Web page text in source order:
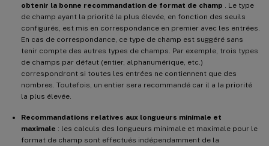
obtenir la bonne recommandation de format de champ . Le type
de champ ayant la priorité la plus élevée, en fonction des seuils
configurés, est mis en correspondance en premier avec les entrées.
En cas de correspondance, ce type de champ est suggéré sans
tenir compte des autres types de champs. Par exemple, trois types
de champs par défaut (entier, alphanumérique, etc.)
correspondront si toutes les entrées ne contiennent que des
nombres. Toutefois, un entier sera recommandé car il a la priorité
la plus élevée.
Recommandations relatives aux longueurs minimale et
maximale : les calculs des longueurs minimale et maximale pour le
format de champ sont effectués indépendamment de la